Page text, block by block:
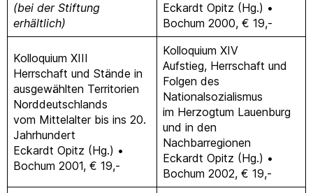
(bei der Stiftung
erhältlich)
Eckardt Opitz (Hg.) •
Bochum 2000, € 19,-
Kolloquium XIII
Herrschaft und Stände in
ausgewählten Territorien
Norddeutschlands
vom Mittelalter bis ins 20.
Jahrhundert
Eckardt Opitz (Hg.) •
Bochum 2001, € 19,-
Kolloquium XIV
Aufstieg, Herrschaft und
Folgen des
Nationalsozialismus
im Herzogtum Lauenburg
und in den
Nachbarregionen
Eckardt Opitz (Hg.) •
Bochum 2002, € 19,-